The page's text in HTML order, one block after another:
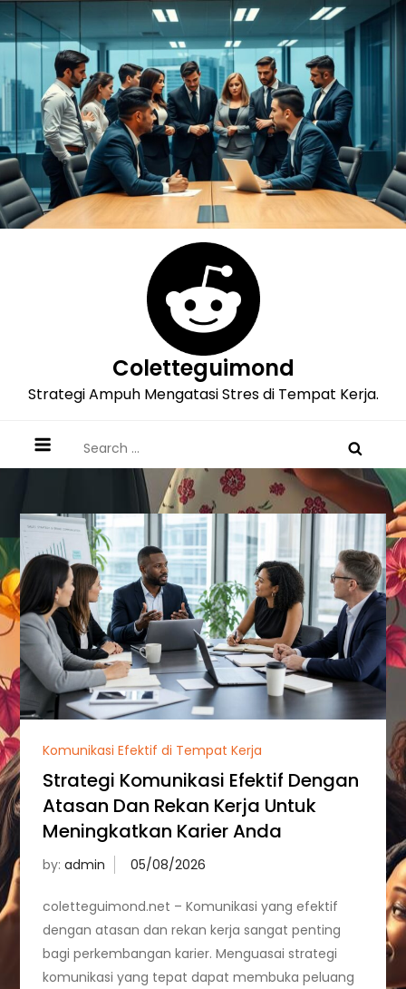
Skip
to
Coletteguimond
Strategi Ampuh Mengatasi Stres di Tempat Kerja.
for:
Komunikasi Efektif di Tempat Kerja
Strategi Komunikasi Efektif Dengan
Atasan Dan Rekan Kerja Untuk
Meningkatkan Karier Anda
by:admin
coletteguimond.net – Komunikasi yang efektif
dengan atasan dan rekan kerja sangat penting
bagi perkembangan karier. Menguasai strategi
komunikasi yang tepat dapat membuka peluang